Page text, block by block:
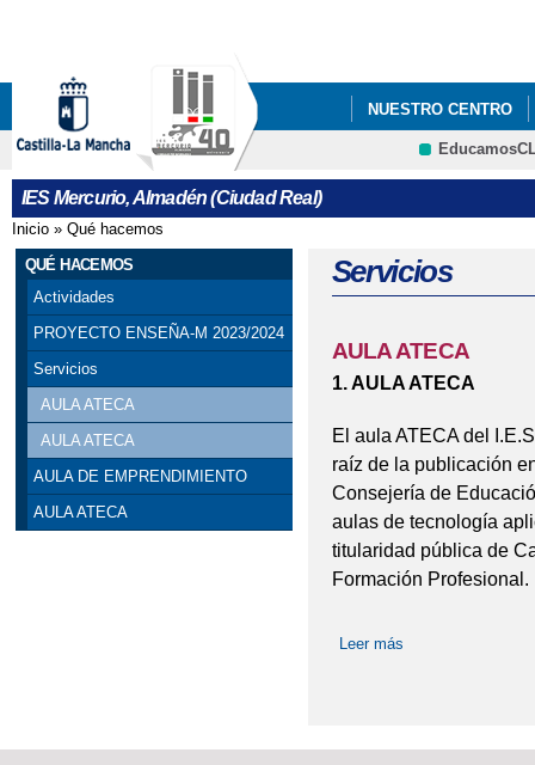
NUESTRO CENTRO
FONDO SOCIAL
IES Mercurio, Almadén (Ciudad Real)
Se encuentra usted aquí
Inicio » Qué hacemos
QUÉ HACEMOS
Actividades
PROYECTO ENSEÑA-M 2023/2024
Servicios
AULA ATECA
AULA ATECA
AULA DE EMPRENDIMIENTO
AULA ATECA
Servicios
AULA ATECA
1. AULA ATECA
El aula ATECA del
raíz de la publicación
Consejería de
aulas de tecnología
titularidad pública de
Formación Profesional.
Leer más